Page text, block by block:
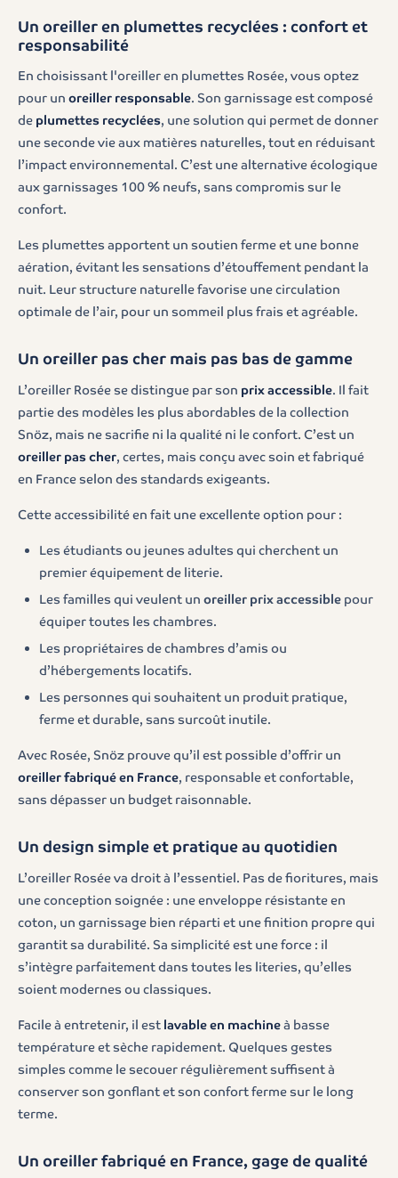
Un oreiller en plumettes recyclées : confort et
responsabilité
En choisissant l'oreiller en plumettes Rosée, vous optez
pour un oreiller responsable. Son garnissage est composé
de plumettes recyclées, une solution qui permet de donner
une seconde vie aux matières naturelles, tout en réduisant
l’impact environnemental. C’est une alternative écologique
aux garnissages 100 % neufs, sans compromis sur le
confort.
Les plumettes apportent un soutien ferme et une bonne
aération, évitant les sensations d’étouffement pendant la
nuit. Leur structure naturelle favorise une circulation
optimale de l’air, pour un sommeil plus frais et agréable.
Un oreiller pas cher mais pas bas de gamme
L’oreiller Rosée se distingue par son prix accessible. Il fait
partie des modèles les plus abordables de la collection
Snöz, mais ne sacrifie ni la qualité ni le confort. C’est un
oreiller pas cher, certes, mais conçu avec soin et fabriqué
en France selon des standards exigeants.
Cette accessibilité en fait une excellente option pour :
Les étudiants ou jeunes adultes qui cherchent un
premier équipement de literie.
Les familles qui veulent un oreiller prix accessiblepour
équiper toutes les chambres.
Les propriétaires de chambres d’amis ou
d’hébergements locatifs.
Les personnes qui souhaitent un produit pratique,
ferme et durable, sans surcoût inutile.
Avec Rosée, Snöz prouve qu’il est possible d’offrir un
oreiller fabriqué en France, responsable et confortable,
sans dépasser un budget raisonnable.
Un design simple et pratique au quotidien
L’oreiller Rosée va droit à l’essentiel. Pas de fioritures, mais
une conception soignée : une enveloppe résistante en
coton, un garnissage bien réparti et une finition propre qui
garantit sa durabilité. Sa simplicité est une force : il
s’intègre parfaitement dans toutes les literies, qu’elles
soient modernes ou classiques.
Facile à entretenir, il est lavable en machineà basse
température et sèche rapidement. Quelques gestes
simples comme le secouer régulièrement suffisent à
conserver son gonflant et son confort ferme sur le long
terme.
Un oreiller fabriqué en France, gage de qualité